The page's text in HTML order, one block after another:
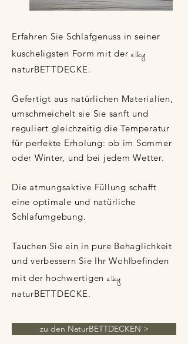
Erfahren Sie Schlafgenuss in seiner
kuscheligsten Form mit derelky
naturBETTDECKE.
Gefertigt aus natürlichen Materialien,
umschmeichelt sie Sie sanft und
reguliert gleichzeitig die Temperatur
für perfekte Erholung: ob im Sommer
oder Winter, und bei jedem Wetter.
Die atmungsaktive Füllung schafft
eine optimale und natürliche
Schlafumgebung.
Tauchen Sie ein in pure Behaglichkeit
und verbessern Sie Ihr Wohlbefinden
mit der hochwertigen elky
naturBETTDECKE.
zu den NaturBETTDECKEN >